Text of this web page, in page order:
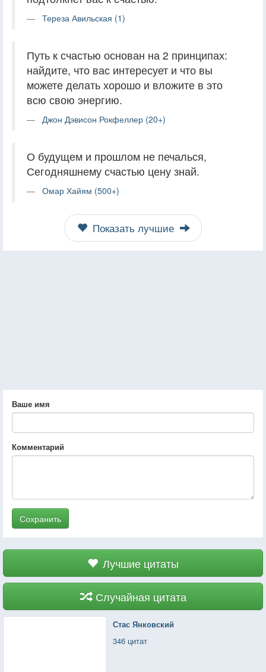
Тереза Авильская (1)
Путь к счастью основан на 2 принципах:
найдите, что вас интересует и что вы
можете делать хорошо и вложите в это
всю свою энергию.
Джон Дэвисон Рокфеллер (20+)
О будущем и прошлом не печалься,
Сегодняшнему счастью цену знай.
Омар Хайям (500+)
Показать лучшие
Ваше имя
Комментарий
Сохранить
Лучшие цитаты
Случайная цитата
Стас Янковский
346 цитат